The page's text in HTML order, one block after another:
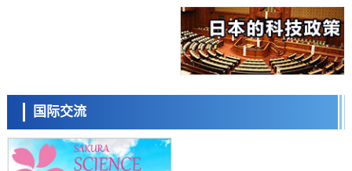
庆应义塾大学阐明脑内“游击手”小胶质细胞包裹保护受损神经细胞的机
制，有望用于开发阿尔茨海默病等疾病疗法
劣化抑制机制，为提升轮胎安全性与耐久性的材料设计开辟道路
科学研究
近畿大学等发现植物染料“日本茜”的红色成分可抑制老化与炎症，有望
成为新型功能性材料
科学研究
群马大学开发针对难治性癫痫的新型基因疗法，利用超小型GAD67启动
国际交流
流员